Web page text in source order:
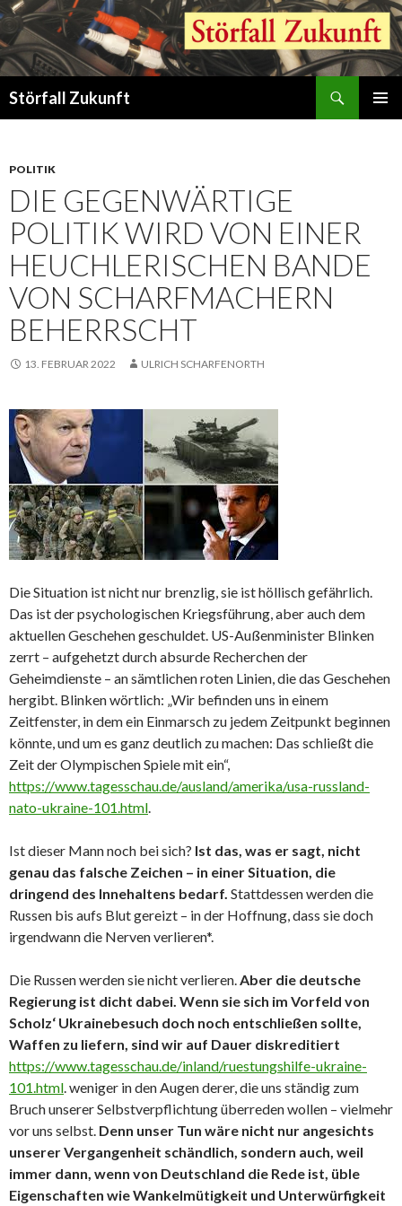
Störfall Zukunft
POLITIK
DIE GEGENWÄRTIGE
POLITIK WIRD VON EINER
HEUCHLERISCHEN BANDE
VON SCHARFMACHERN
BEHERRSCHT
13. FEBRUAR 2022 ULRICH SCHARFENORTH
Die Situation ist nicht nur brenzlig, sie ist höllisch gefährlich.
Das ist der psychologischen Kriegsführung, aber auch dem
aktuellen Geschehen geschuldet. US-Außenminister Blinken
zerrt – aufgehetzt durch absurde Recherchen der
Geheimdienste – an sämtlichen roten Linien, die das Geschehen
hergibt. Blinken wörtlich: „Wir befinden uns in einem
Zeitfenster, in dem ein Einmarsch zu jedem Zeitpunkt beginnen
könnte, und um es ganz deutlich zu machen: Das schließt die
Zeit der Olympischen Spiele mit ein“,
https://www.tagesschau.de/ausland/amerika/usa-russland-
nato-ukraine-101.html.
Ist dieser Mann noch bei sich? Ist das, was er sagt, nicht
genau das falsche Zeichen – in einer Situation, die
dringend des Innehaltens bedarf. Stattdessen werden die
Russen bis aufs Blut gereizt – in der Hoffnung, dass sie doch
irgendwann die Nerven verlieren*.
Die Russen werden sie nicht verlieren.Aber die deutsche
Regierung ist dicht dabei. Wenn sie sich im Vorfeld von
Scholz‘ Ukrainebesuch doch noch entschließen sollte,
Waffen zu liefern, sind wir auf Dauer diskreditiert
https://www.tagesschau.de/inland/ruestungshilfe-ukraine-
101.html. weniger in den Augen derer, die uns ständig zum
Bruch unserer Selbstverpflichtung überreden wollen – vielmehr
vor uns selbst. Denn unser Tun wäre nicht nur angesichts
unserer Vergangenheit schändlich, sondern auch, weil
immer dann, wenn von Deutschland die Rede ist, üble
Eigenschaften wie Wankelmütigkeit und Unterwürfigkeit